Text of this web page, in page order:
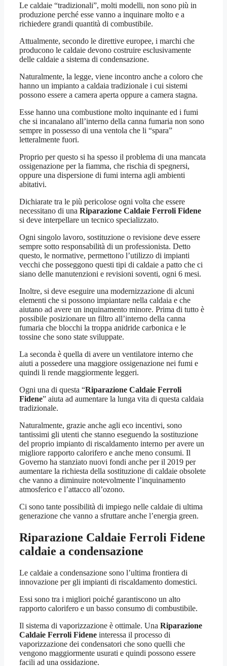
Le caldaie “tradizionali”, molti modelli, non sono più in
produzione perché esse vanno a inquinare molto e a
richiedere grandi quantità di combustibile.
Attualmente, secondo le direttive europee, i marchi che
producono le caldaie devono costruire esclusivamente
delle caldaie a sistema di condensazione.
Naturalmente, la legge, viene incontro anche a coloro che
hanno un impianto a caldaia tradizionale i cui sistemi
possono essere a camera aperta oppure a camera stagna.
Esse hanno una combustione molto inquinante ed i fumi
che si incanalano all’interno della canna fumaria non sono
sempre in possesso di una ventola che li “spara”
letteralmente fuori.
Proprio per questo si ha spesso il problema di una mancata
ossigenazione per la fiamma, che rischia di spegnersi,
oppure una dispersione di fumi interna agli ambienti
abitativi.
Dichiarate tra le più pericolose ogni volta che essere
necessitano di una Riparazione Caldaie Ferroli Fidene
si deve interpellare un tecnico specializzato.
Ogni singolo lavoro, sostituzione o revisione deve essere
sempre sotto responsabilità di un professionista. Detto
questo, le normative, permettono l’utilizzo di impianti
vecchi che posseggono questi tipi di caldaie a patto che ci
siano delle manutenzioni e revisioni soventi, ogni 6 mesi.
Inoltre, si deve eseguire una modernizzazione di alcuni
elementi che si possono impiantare nella caldaia e che
aiutano ad avere un inquinamento minore. Prima di tutto è
possibile posizionare un filtro all’interno della canna
fumaria che blocchi la troppa anidride carbonica e le
tossine che sono state sviluppate.
La seconda è quella di avere un ventilatore interno che
aiuti a possedere una maggiore ossigenazione nei fumi e
quindi li rende maggiormente leggeri.
Ogni una di questa “Riparazione Caldaie Ferroli
Fidene” aiuta ad aumentare la lunga vita di questa caldaia
tradizionale.
Naturalmente, grazie anche agli eco incentivi, sono
tantissimi gli utenti che stanno eseguendo la sostituzione
del proprio impianto di riscaldamento interno per avere un
migliore rapporto calorifero e anche meno consumi. Il
Governo ha stanziato nuovi fondi anche per il 2019 per
aumentare la richiesta della sostituzione di caldaie obsolete
che vanno a diminuire notevolmente l’inquinamento
atmosferico e l’attacco all’ozono.
Ci sono tante possibilità di impiego nelle caldaie di ultima
generazione che vanno a sfruttare anche l’energia green.
Riparazione Caldaie Ferroli Fidene
caldaie a condensazione
Le caldaie a condensazione sono l’ultima frontiera di
innovazione per gli impianti di riscaldamento domestici.
Essi sono tra i migliori poiché garantiscono un alto
rapporto calorifero e un basso consumo di combustibile.
Il sistema di vaporizzazione è ottimale. Una Riparazione
Caldaie Ferroli Fidene interessa il processo di
vaporizzazione dei condensatori che sono quelli che
vengono maggiormente usurati e quindi possono essere
facili ad una ossidazione.